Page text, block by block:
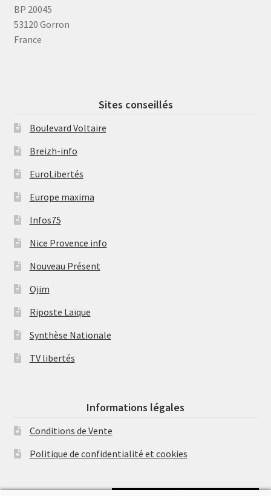
BP 20045
53120 Gorron
France
Sites conseillés
Boulevard Voltaire
Breizh-info
EuroLibertés
Europe maxima
Infos75
Nice Provence info
Nouveau Présent
Ojim
Riposte Laïque
Synthèse Nationale
TV libertés
Informations légales
Conditions de Vente
Politique de confidentialité et cookies